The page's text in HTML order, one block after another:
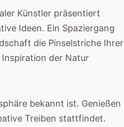
Künstler präsentiert
Ideen. Ein Spaziergang
die Pinselstriche Ihrer
Inspiration der Natur
bekannt ist. Genießen
Treiben stattfindet.